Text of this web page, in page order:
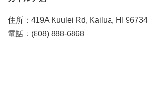
住所：419A Kuulei Rd, Kailua, HI 96734
電話：(808) 888-6868